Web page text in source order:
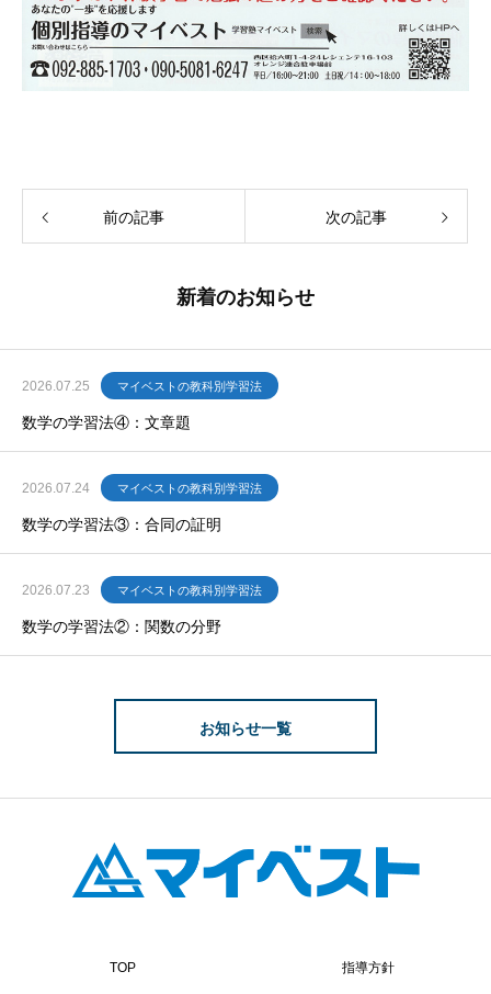
前の記事 次の記事
新着のお知らせ
2026.07.25 マイベストの教科別学習法
数学の学習法④：文章題
2026.07.24 マイベストの教科別学習法
数学の学習法③：合同の証明
2026.07.23 マイベストの教科別学習法
数学の学習法②：関数の分野
お知らせ一覧
TOP 指導方針